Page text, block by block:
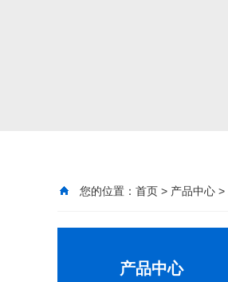
您的位置： 首页 > 产品中心 >
产品中心